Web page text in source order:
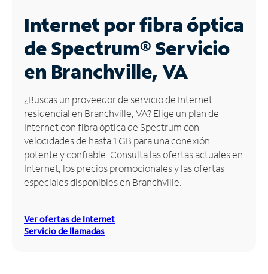
Business
Contáctanos
Inglés
Administrar
cuenta
Encuentra
una
tienda
Internet por fibra óptica
de Spectrum®Servicio
en Branchville, VA
¿Buscas un proveedor de servicio de Internet
residencial en Branchville, VA? Elige un plan de
Internet con fibra óptica de Spectrum con
velocidades de hasta 1 GB para una conexión
potente y confiable. Consulta las ofertas actuales en
Internet, los precios promocionales y las ofertas
especiales disponibles en Branchville.
Ver ofertas de Internet
Servicio de llamadas